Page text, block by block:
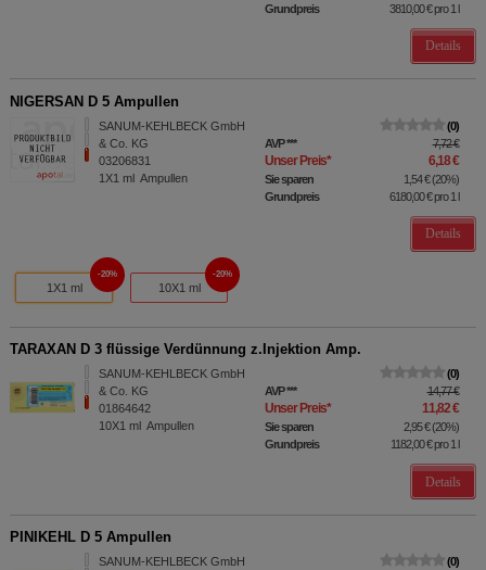
Grundpreis
3810,00 €pro 1 l
Details
NIGERSAN D 5 Ampullen
SANUM-KEHLBECK GmbH
& Co. KG
03206831
1X1 ml Ampullen
0
AVP*** 7,72 €
Unser Preis* 6,18 €
Sie sparen 1,54 €(20%)
Grundpreis
6180,00 €pro 1 l
Details
1X1 ml
20%
10X1 ml
20%
TARAXAN D 3 flüssige Verdünnung z.Injektion Amp.
SANUM-KEHLBECK GmbH
& Co. KG
01864642
10X1 ml Ampullen
0
AVP*** 14,77 €
Unser Preis* 11,82 €
Sie sparen 2,95 €(20%)
Grundpreis
1182,00 €pro 1 l
Details
PINIKEHL D 5 Ampullen
SANUM-KEHLBECK GmbH
0